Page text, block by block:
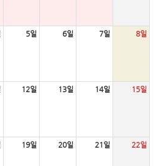
5일 6일 7일 8일
12일 13일 14일 15일
19일 20일 21일 22일